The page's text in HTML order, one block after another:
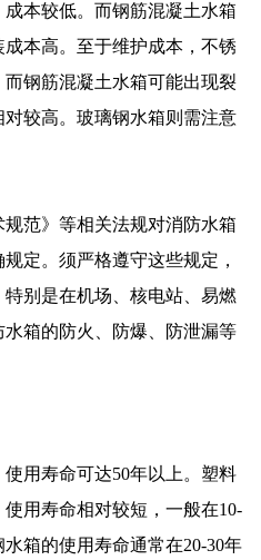
本较低。而钢筋混凝土水箱
本高。至于维护成本，不锈
钢筋混凝土水箱可能出现裂
较高。玻璃钢水箱则需注意
规范》等相关法规对消防水箱
定。须严格遵守这些规定，
别是在机场、核电站、易燃
箱的防火、防爆、防泄漏等
用寿命可达50年以上。塑料
用寿命相对较短，一般在10-
箱的使用寿命通常在20-30年